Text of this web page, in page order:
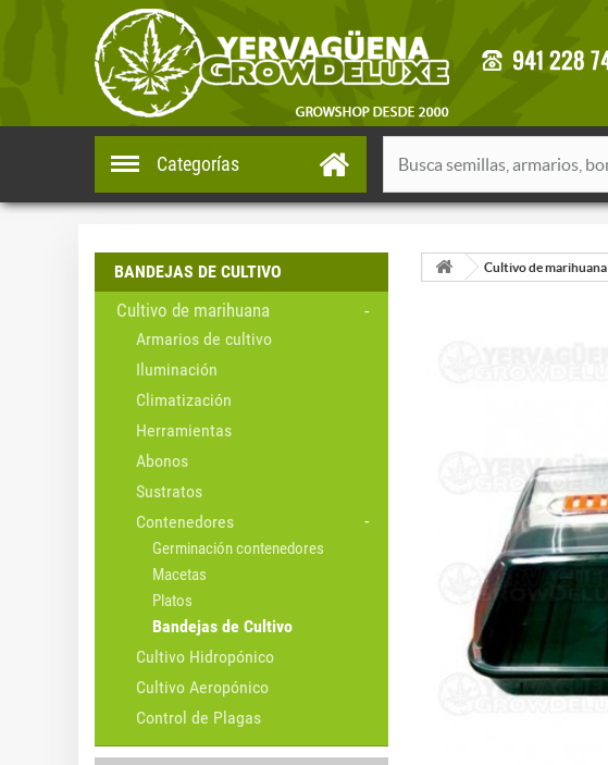
Categorías
BANDEJAS DE CULTIVO
Cultivo de marihuana
Armarios de cultivo
Iluminación
Climatización
Herramientas
Abonos
Sustratos
Contenedores
Germinación contenedores
Macetas
Platos
Bandejas de Cultivo
Cultivo Hidropónico
Cultivo Aeropónico
Control de Plagas
Cultivo de marihuana